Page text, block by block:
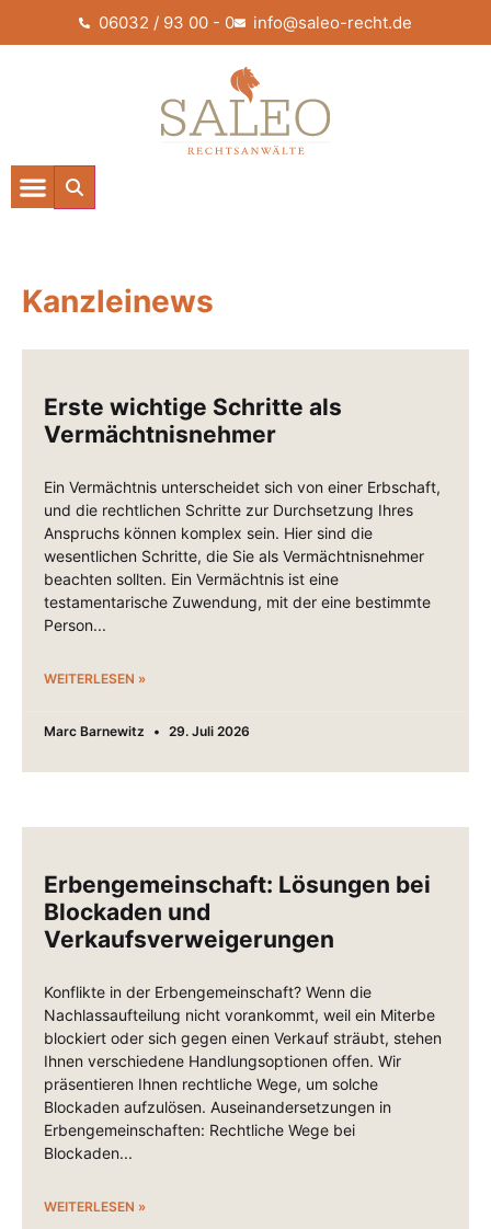
06032 / 93 00 - 0 info@saleo-recht.de
Kanzleinews
Erste wichtige Schritte als
Vermächtnisnehmer
Ein Vermächtnis unterscheidet sich von einer Erbschaft,
und die rechtlichen Schritte zur Durchsetzung Ihres
Anspruchs können komplex sein. Hier sind die
wesentlichen Schritte, die Sie als Vermächtnisnehmer
beachten sollten. Ein Vermächtnis ist eine
testamentarische Zuwendung, mit der eine bestimmte
Person
WEITERLESEN »
Marc Barnewitz 29. Juli 2026
Erbengemeinschaft: Lösungen bei
Blockaden und
Verkaufsverweigerungen
Konflikte in der Erbengemeinschaft? Wenn die
Nachlassaufteilung nicht vorankommt, weil ein Miterbe
blockiert oder sich gegen einen Verkauf sträubt, stehen
Ihnen verschiedene Handlungsoptionen offen. Wir
präsentieren Ihnen rechtliche Wege, um solche
Blockaden aufzulösen. Auseinandersetzungen in
Erbengemeinschaften: Rechtliche Wege bei
Blockaden
WEITERLESEN »